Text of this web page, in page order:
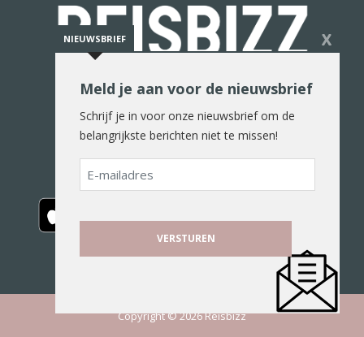
De reiswereld in woord en beeld
Copyright © 2026 Reisbizz
NIEUWSBRIEF X
Meld je aan voor de nieuwsbrief
Schrijf je in voor onze nieuwsbrief om de
belangrijkste berichten niet te missen!
E-
mailadres